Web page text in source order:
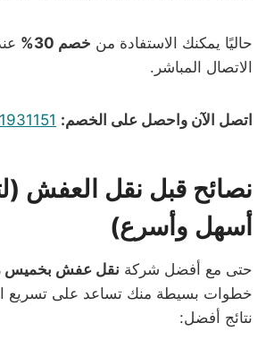
حاليًا يمكنك الاستفادة من خصم 30%
الاتصال المباشر.
اتصل الآن واحصل على الخصم:
نصائح قبل نقل العفش
أسهل وأسرع)
حتى مع أفضل شركة نقل عفش بخميس
خطوات بسيطة منك تساعد على تسريع
نتائج أفضل: